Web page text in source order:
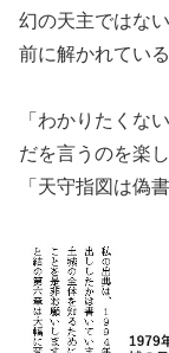
幻の天主ではな
前に解かれてい
「わかりたくな
だを言うのを楽
「天守指図は偽